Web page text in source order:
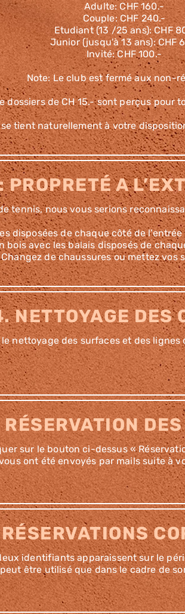
Adulte: CHF 160.-
Couple: CHF 240.-
Etudiant (13 /25 ans): CHF
Junior (jusqu'à 13 ans): CHF
Invité: CHF 100.-
Note: Le club est fermé aux non-
dossiers de CH 15.- sont perçus pour
tient naturellement à votre
A
tennis, nous vous serions
disposées de chaque côté de
avec les balais disposés de
de chaussures ou mettez vos
NETTOYAGE DES
nettoyage des surfaces et des
sur le bouton ci-dessus «
ont été envoyés par mails suite à
identifiants apparaissent sur le
être utilisé que dans le cadre de